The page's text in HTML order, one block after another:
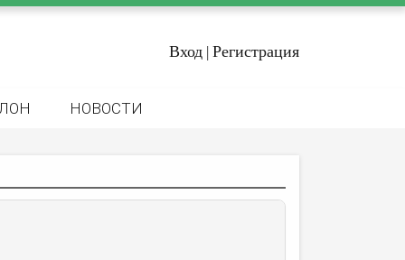
Вход | Регистрация
НОВОСТИ